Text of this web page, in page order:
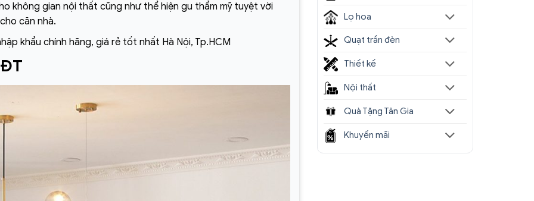
không gian nội thất cũng như thể hiện gu thẩm mỹ tuyệt vời
căn nhà.
khẩu chính hãng, giá rẻ tốt nhất Hà Nội, Tp.HCM
Lọ hoa
Quạt trần đèn
Thiết kế
Nội thất
Quà Tặng Tân Gia
Khuyến mãi